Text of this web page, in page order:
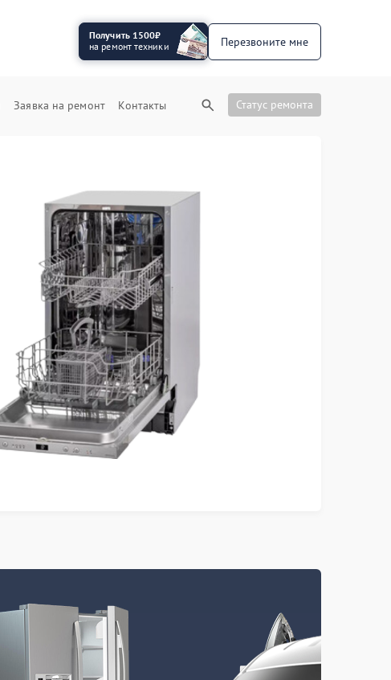
Получить 1500₽
на ремонт техники
Перезвоните мне
Заявка на ремонт Контакты Статус ремонта